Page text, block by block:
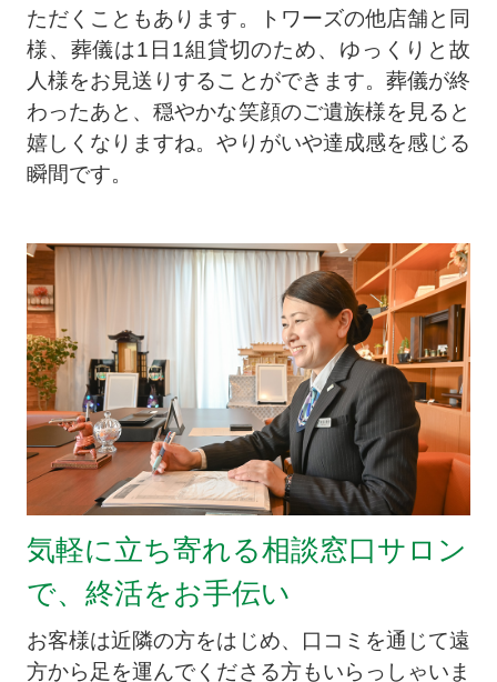
ただくこともあります。トワーズの他店舗と同
様、葬儀は1日1組貸切のため、ゆっくりと故
人様をお見送りすることができます。葬儀が終
わったあと、穏やかな笑顔のご遺族様を見ると
嬉しくなりますね。やりがいや達成感を感じる
瞬間です。
気軽に立ち寄れる相談窓口サロン
で、終活をお手伝い
お客様は近隣の方をはじめ、口コミを通じて遠
方から足を運んでくださる方もいらっしゃいま